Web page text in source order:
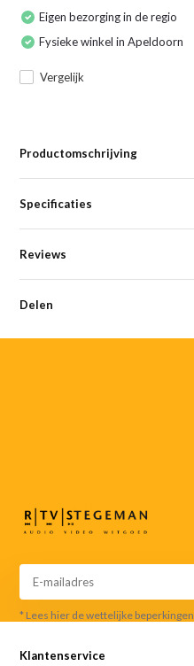
Eigen bezorging in de regio
Fysieke winkel in Apeldoorn
Vergelijk
Productomschrijving
Specificaties
Reviews
Delen
* Lees hier de wettelijke beperkingen
Klantenservice